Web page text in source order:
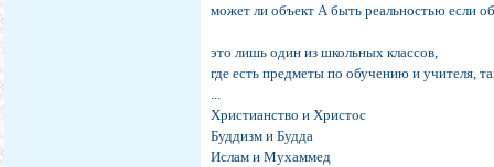
может ли объект А быть реальностью если
это лишь один из школьных классов,
где есть предметы по обучению и учителя,
...
Христианство и Христос
Буддизм и Будда
Ислам и Мухаммед